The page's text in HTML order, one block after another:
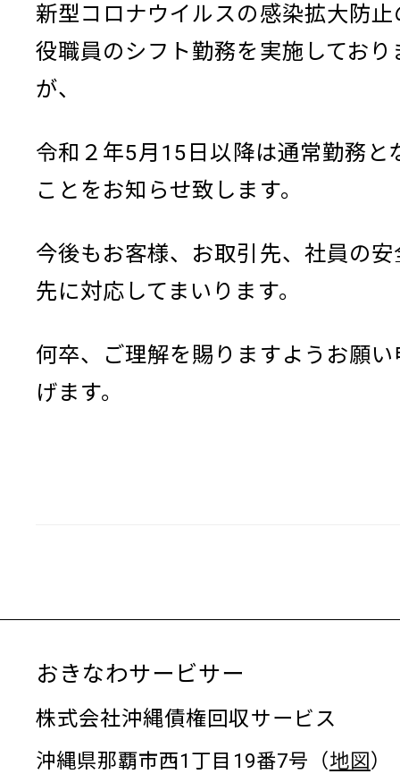
新型コロナウイルスの感染拡大防止
役職員のシフト勤務を実施しており
が、
令和２年5月15日以降は通常勤務と
ことをお知らせ致します。
今後もお客様、お取引先、社員の安
先に対応してまいります。
何卒、ご理解を賜りますようお願い
げます。
おきなわサービサー
株式会社沖縄債権回収サービス
沖縄県那覇市西1丁目19番7号（地図）